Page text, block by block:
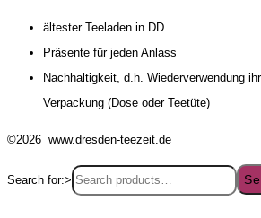
ältester Teeladen in DD
Präsente für jeden Anlass
Nachhaltigkeit, d.h. Wiederverwendung
Verpackung (Dose oder Teetüte)
©2026 www.dresden-teezeit.de
Search for:>